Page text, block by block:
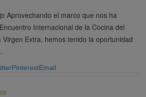
Aprovechando el marco que nos ha
Internacional de la Cocina del
Virgen Extra, hemos tenido la oportunidad
PinterestEmail